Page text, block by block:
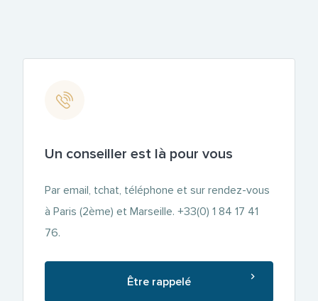
Un conseiller est là pour vous
Par email, tchat, téléphone et sur rendez-vous
à Paris (2ème) et Marseille. +33(0) 1 84 17 41
76.
Être rappelé